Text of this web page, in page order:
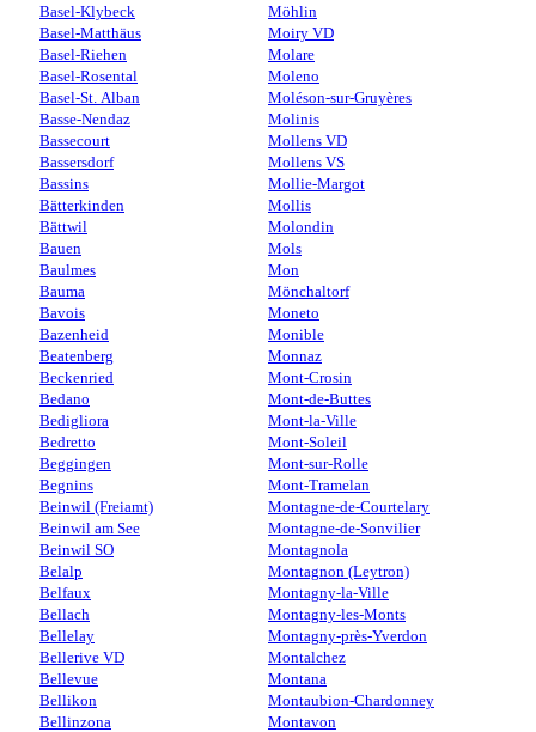
Basel-Klybeck
Basel-Matthäus
Basel-Riehen
Basel-Rosental
Basel-St. Alban
Basse-Nendaz
Bassecourt
Bassersdorf
Bassins
Bätterkinden
Bättwil
Bauen
Baulmes
Bauma
Bavois
Bazenheid
Beatenberg
Beckenried
Bedano
Bedigliora
Bedretto
Beggingen
Begnins
Beinwil (Freiamt)
Beinwil am See
Beinwil SO
Belalp
Belfaux
Bellach
Bellelay
Bellerive VD
Bellevue
Bellikon
Bellinzona
Möhlin
Moiry VD
Molare
Moleno
Moléson-sur-Gruyères
Molinis
Mollens VD
Mollens VS
Mollie-Margot
Mollis
Molondin
Mols
Mon
Mönchaltorf
Moneto
Monible
Monnaz
Mont-Crosin
Mont-de-Buttes
Mont-la-Ville
Mont-Soleil
Mont-sur-Rolle
Mont-Tramelan
Montagne-de-Courtelary
Montagne-de-Sonvilier
Montagnola
Montagnon (Leytron)
Montagny-la-Ville
Montagny-les-Monts
Montagny-près-Yverdon
Montalchez
Montana
Montaubion-Chardonney
Montavon